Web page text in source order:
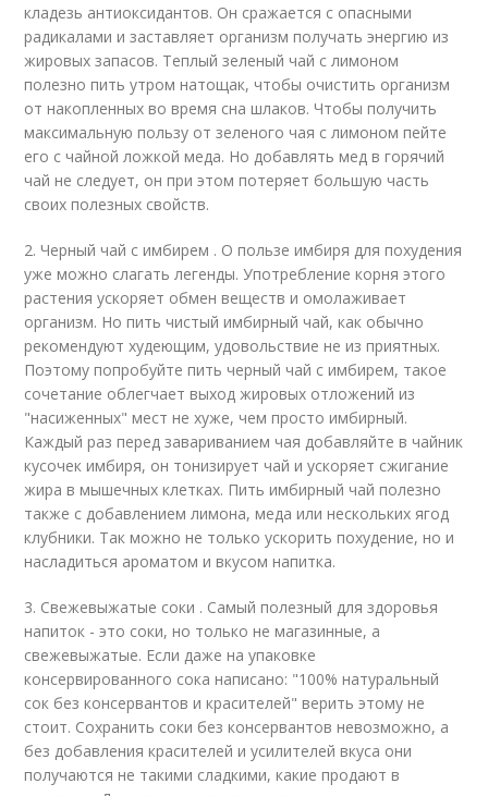
кладезь антиоксидантов. Он сражается с опасными
радикалами и заставляет организм получать энергию из
жировых запасов. Теплый зеленый чай с лимоном
полезно пить утром натощак, чтобы очистить организм
от накопленных во время сна шлаков. Чтобы получить
максимальную пользу от зеленого чая с лимоном пейте
его с чайной ложкой меда. Но добавлять мед в горячий
чай не следует, он при этом потеряет большую часть
своих полезных свойств.
2. Черный чай с имбирем . О пользе имбиря для похудения
уже можно слагать легенды. Употребление корня этого
растения ускоряет обмен веществ и омолаживает
организм. Но пить чистый имбирный чай, как обычно
рекомендуют худеющим, удовольствие не из приятных.
Поэтому попробуйте пить черный чай с имбирем, такое
сочетание облегчает выход жировых отложений из
"насиженных" мест не хуже, чем просто имбирный.
Каждый раз перед завариванием чая добавляйте в чайник
кусочек имбиря, он тонизирует чай и ускоряет сжигание
жира в мышечных клетках. Пить имбирный чай полезно
также с добавлением лимона, меда или нескольких ягод
клубники. Так можно не только ускорить похудение, но и
насладиться ароматом и вкусом напитка.
3. Свежевыжатые соки . Самый полезный для здоровья
напиток - это соки, но только не магазинные, а
свежевыжатые. Если даже на упаковке
консервированного сока написано: "100% натуральный
сок без консервантов и красителей" верить этому не
стоит. Сохранить соки без консервантов невозможно, а
без добавления красителей и усилителей вкуса они
получаются не такими сладкими, какие продают в